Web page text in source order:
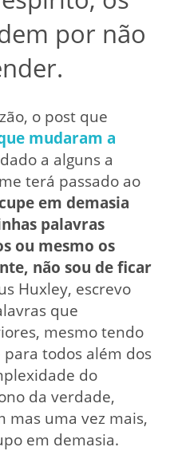
por não
o post que
mudaram a
a alguns a
terá passado ao
em demasia
palavras
ou mesmo os
não sou de ficar
Huxley, escrevo
que
mesmo tendo
todos além dos
do
da verdade,
mas uma vez mais,
em demasia.